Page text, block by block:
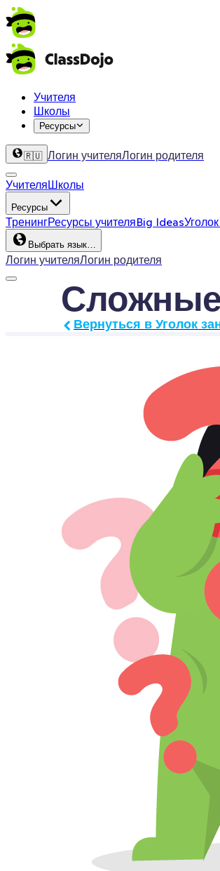
Учителя
Школы
Ресурсы
🇷🇺 Логин учителяЛогин родителя
УчителяШколы
Ресурсы
ТренингРесурсы учителяBig Ideas
Выбрать язык…
Логин учителяЛогин родителя
Вернуться в Уголок